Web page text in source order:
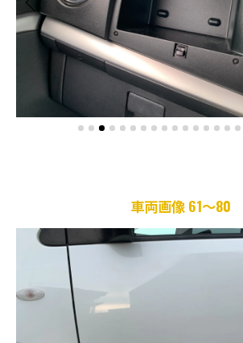
車両画像 61～80